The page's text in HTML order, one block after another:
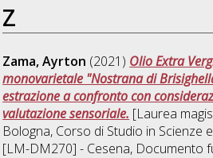
Z
Zama, Ayrton (2021) Olio Extra
monovarietale "Nostrana di
estrazione a confronto con
valutazione sensoriale. [Laurea
Bologna, Corso di Studio in Scienze
[LM-DM270] - Cesena, Documento